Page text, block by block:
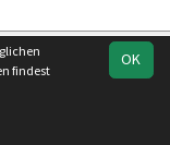
OK
findest